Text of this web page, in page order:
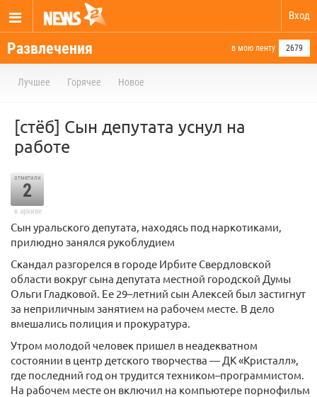
Вход
Развлечения в мою ленту 2679
Лучшее Горячее Новое
[стёб] Сын депутата уснул на
работе
отметили
2
в архиве
Сын уральского депутата, находясь под наркотиками,
прилюдно занялся рукоблудием
Скандал разгорелся в городе Ирбите Свердловской
области вокруг сына депутата местной городской Думы
Ольги Гладковой. Ее 29–летний сын Алексей был застигнут
за неприличным занятием на рабочем месте. В дело
вмешались полиция и прокуратура.
Утром молодой человек пришел в неадекватном
состоянии в центр детского творчества — ДК «Кристалл»,
где последний год он трудится техником–программистом.
На рабочем месте он включил на компьютере порнофильм